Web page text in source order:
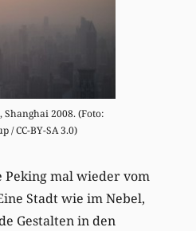
Shanghai 2008. (Foto:
/ CC-BY-SA 3.0)
mal wieder vom
Stadt wie im Nebel,
Gestalten in den